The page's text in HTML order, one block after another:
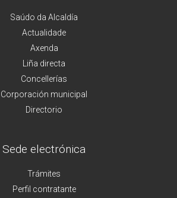
Saúdo da Alcaldía
Actualidade
Axenda
Liña directa
Concellerías
Corporación municipal
Directorio
Sede electrónica
Trámites
Perfil contratante